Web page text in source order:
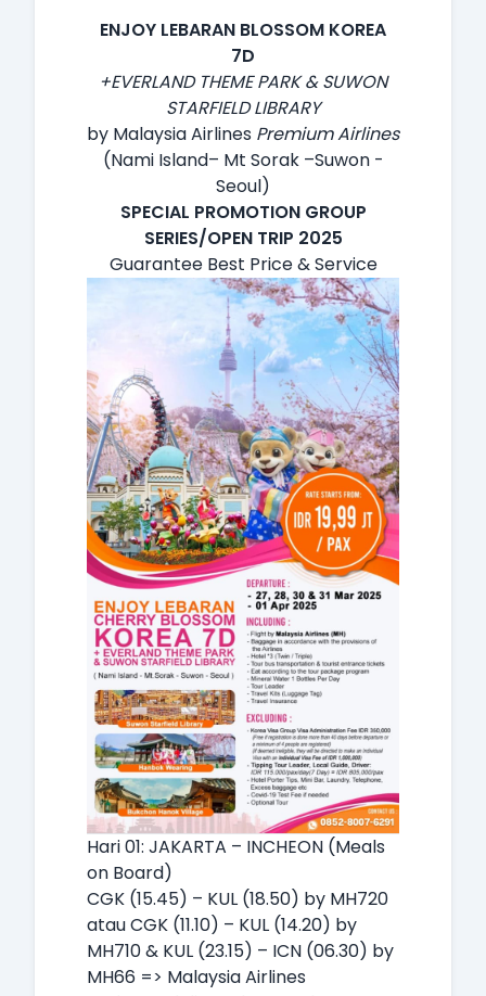
ENJOY LEBARAN BLOSSOM KOREA
7D
+EVERLAND THEME PARK & SUWON
STARFIELD LIBRARY
by Malaysia Airlines Premium Airlines
(Nami Island– Mt Sorak –Suwon -
Seoul)
SPECIAL PROMOTION GROUP
SERIES/OPEN TRIP 2025
Guarantee Best Price & Service
Hari 01: JAKARTA – INCHEON (Meals
on Board)
CGK (15.45) – KUL (18.50) by MH720
atau CGK (11.10) – KUL (14.20) by
MH710 & KUL (23.15) – ICN (06.30) by
MH66 => Malaysia Airlines